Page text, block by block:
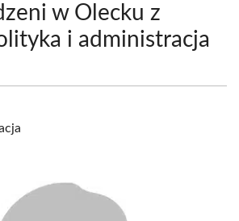
w Olecku z
i administracja